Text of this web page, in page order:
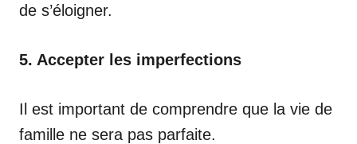
de s’éloigner.
5. Accepter les imperfections
Il est important de comprendre que la vie de
famille ne sera pas parfaite.